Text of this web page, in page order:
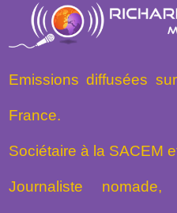
Emissions diffusées
France.
Sociétaire à la SACEM
Journaliste